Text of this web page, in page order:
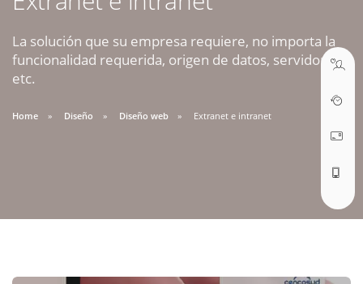
La solución que su empresa requiere, no importa la
funcionalidad requerida, origen de datos, servidores,
etc.
Home Diseño Diseño web Extranet e intranet
09:30 AM A 18:30 PM
soporte@webseo.cl
ABRIR TICKET